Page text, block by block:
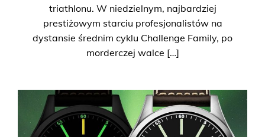
triathlonu. W niedzielnym, najbardziej
prestiżowym starciu profesjonalistów na
dystansie średnim cyklu Challenge Family, po
morderczej walce […]